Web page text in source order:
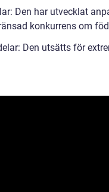
Den har utvecklat
konkurrens om
Den utsätts för